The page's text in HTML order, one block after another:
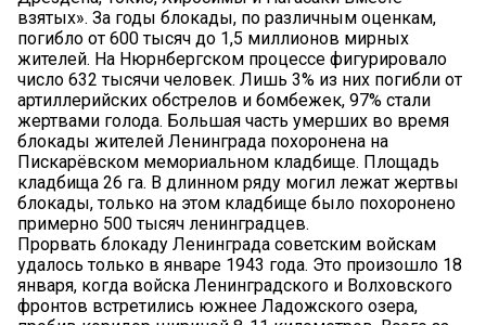
взятых». За годы блокады, по различным оценкам,
погибло от 600 тысяч до 1,5 миллионов мирных
жителей. На Нюрнбергском процессе фигурировало
число 632 тысячи человек. Лишь 3% из них погибли от
артиллерийских обстрелов и бомбежек, 97% стали
жертвами голода. Большая часть умерших во время
блокады жителей Ленинграда похоронена на
Пискарёвском мемориальном кладбище. Площадь
кладбища 26 га. В длинном ряду могил лежат жертвы
блокады, только на этом кладбище было похоронено
примерно 500 тысяч ленинградцев.
Прорвать блокаду Ленинграда советским войскам
удалось только в январе 1943 года. Это произошло 18
января, когда войска Ленинградского и Волховского
фронтов встретились южнее Ладожского озера,